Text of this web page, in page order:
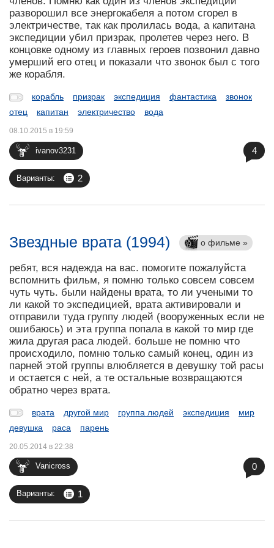
разворошил все энергокабеля а потом сгорел в
электричестве, так как пролилась вода, а капитана
экспедиции убил призрак, пролетев через него. В
концовке одному из главных героев позвонил давно
умерший его отец и показали что звонок был с того
же корабля.
корабль призрак экспедиция фантастика
звонок
отец
капитан электричество вода
ivanov3231
08.10.2015 в 19:59
Варианты: 2
4
Звездные врата (1994) о фильме »
ребят, вся надежда на вас. помогите пожалуйста
вспомнить фильм, я помню только совсем совсем
чуть чуть. были найдены врата, то ли учеными то
ли какой то экспедицией, врата активировали и
отправили туда группу людей (вооруженных если не
ошибаюсь) и эта группа попала в какой то мир где
жила другая раса людей. больше не помню что
происходило, помню только самый конец, один из
парней этой группы влюбляется в девушку той расы
и остается с ней, а те остальные возвращаются
обратно через врата.
врата другой мир группа людей экспедиция
мир
девушка
раса парень
Vanicross
20.05.2014 в 22:38
Варианты: 1
0